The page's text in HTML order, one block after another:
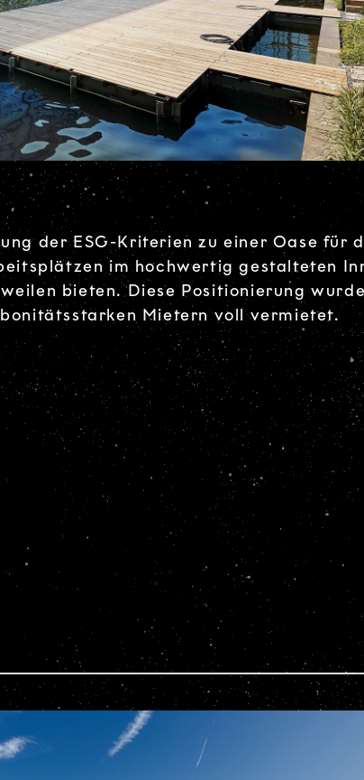
der ESG-Kriterien zu einer Oase für
im hochwertig gestalteten
bieten. Diese Positionierung
Mietern voll vermietet.